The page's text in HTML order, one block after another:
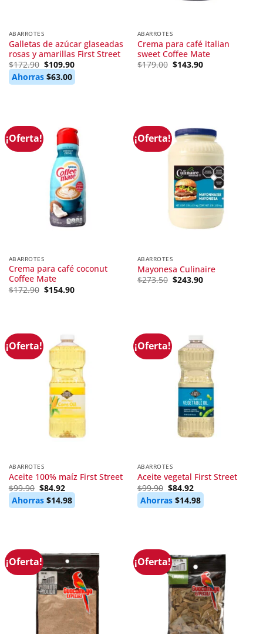
ABARROTES
Galletas de azúcar glaseadas
rosas y amarillas First Street
$172.90 Original
price
was:
$172.90.
$109.90Current
price
$109.90.
Ahorras $63.00
ABARROTES
Crema para café italian
sweet Coffee Mate
$179.00 Original
price
$143.90Current
price
¡Oferta!
ABARROTES
Crema para café coconut
Coffee Mate
$172.90 Original
price
$154.90Current
price
¡Oferta!
ABARROTES
Mayonesa Culinaire
$273.50 Original
$243.90Current
¡Oferta!
ABARROTES
Aceite 100% maíz First Street
$99.90 Original
price
was:
$99.90.
$84.92Current
price
is:
$84.92.
Ahorras $14.98
¡Oferta!
ABARROTES
Aceite vegetal First Street
$99.90 Original
price
was:
$99.90.
$84.92Current
price
is:
$84.92.
Ahorras $14.98
¡Oferta! ¡Oferta!